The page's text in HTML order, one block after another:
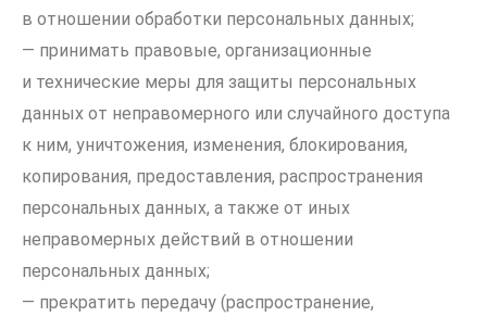
в отношении обработки персональных данных;
— принимать правовые, организационные
и технические меры для защиты персональных
данных от неправомерного или случайного доступа
к ним, уничтожения, изменения, блокирования,
копирования, предоставления, распространения
персональных данных, а также от иных
неправомерных действий в отношении
персональных данных;
— прекратить передачу (распространение,